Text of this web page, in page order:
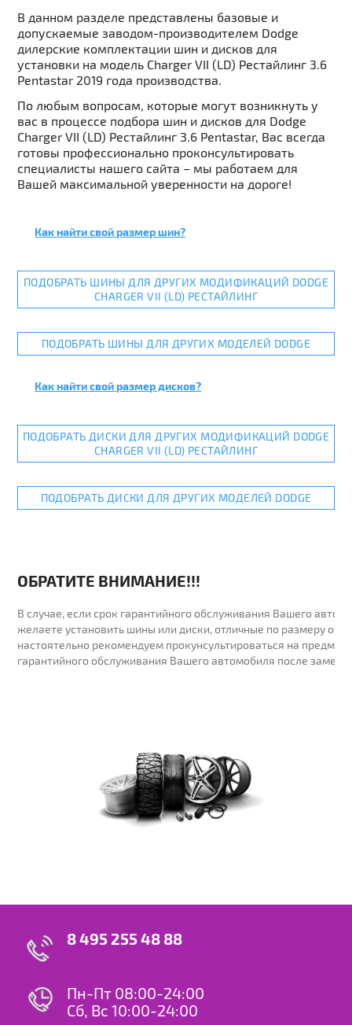
В данном разделе представлены базовые и
допускаемые заводом-производителем Dodge
дилерские комплектации шин и дисков для
установки на модель Charger VII (LD) Рестайлинг 3.6
Pentastar 2019 года производства.
По любым вопросам, которые могут возникнуть у
вас в процессе подбора шин и дисков для Dodge
Charger VII (LD) Рестайлинг 3.6 Pentastar, Вас всегда
готовы профессионально проконсультировать
специалисты нашего сайта – мы работаем для
Вашей максимальной уверенности на дороге!
Как найти свой размер шин?
ПОДОБРАТЬ ШИНЫ ДЛЯ ДРУГИХ МОДИФИКАЦИЙ DODGE
CHARGER VII (LD) РЕСТАЙЛИНГ
ПОДОБРАТЬ ШИНЫ ДЛЯ ДРУГИХ МОДЕЛЕЙ DODGE
Как найти свой размер дисков?
ПОДОБРАТЬ ДИСКИ ДЛЯ ДРУГИХ МОДИФИКАЦИЙ DODGE
CHARGER VII (LD) РЕСТАЙЛИНГ
ПОДОБРАТЬ ДИСКИ ДЛЯ ДРУГИХ МОДЕЛЕЙ DODGE
ОБРАТИТЕ ВНИМАНИЕ!!!
В случае, если срок гарантийного обслуживания Вашего
желаете установить шины или диски, отличные по размеру от
настоятельно рекомендуем прокунсультироваться на предмет
гарантийного обслуживания Вашего автомобиля после
8 495 255 48 88
Пн-Пт 08:00-24:00
Сб, Вс 10:00-24:00